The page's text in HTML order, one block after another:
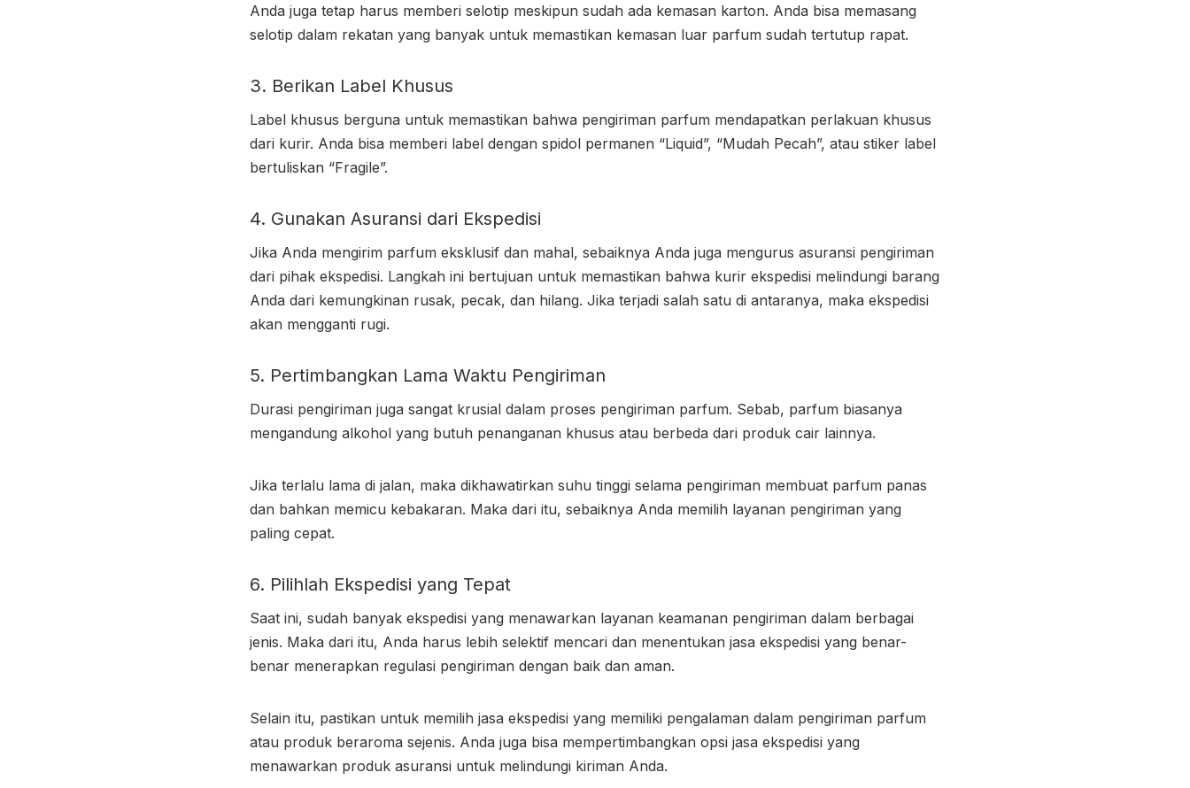
Anda juga tetap harus memberi selotip meskipun sudah ada kemasan karton. Anda bisa memasang
selotip dalam rekatan yang banyak untuk memastikan kemasan luar parfum sudah tertutup rapat.
3. Berikan Label Khusus
Label khusus berguna untuk memastikan bahwa pengiriman parfum mendapatkan perlakuan khusus
dari kurir. Anda bisa memberi label dengan spidol permanen “Liquid”, “Mudah Pecah”, atau stiker label
bertuliskan “Fragile”.
4. Gunakan Asuransi dari Ekspedisi
Jika Anda mengirim parfum eksklusif dan mahal, sebaiknya Anda juga mengurus asuransi pengiriman
dari pihak ekspedisi. Langkah ini bertujuan untuk memastikan bahwa kurir ekspedisi melindungi barang
Anda dari kemungkinan rusak, pecak, dan hilang. Jika terjadi salah satu di antaranya, maka ekspedisi
akan mengganti rugi.
5. Pertimbangkan Lama Waktu Pengiriman
Durasi pengiriman juga sangat krusial dalam proses pengiriman parfum. Sebab, parfum biasanya
mengandung alkohol yang butuh penanganan khusus atau berbeda dari produk cair lainnya.
Jika terlalu lama di jalan, maka dikhawatirkan suhu tinggi selama pengiriman membuat parfum panas
dan bahkan memicu kebakaran. Maka dari itu, sebaiknya Anda memilih layanan pengiriman yang
paling cepat.
6. Pilihlah Ekspedisi yang Tepat
Saat ini, sudah banyak ekspedisi yang menawarkan layanan keamanan pengiriman dalam berbagai
jenis. Maka dari itu, Anda harus lebih selektif mencari dan menentukan jasa ekspedisi yang benar-
benar menerapkan regulasi pengiriman dengan baik dan aman.
Selain itu, pastikan untuk memilih jasa ekspedisi yang memiliki pengalaman dalam pengiriman parfum
atau produk beraroma sejenis. Anda juga bisa mempertimbangkan opsi jasa ekspedisi yang
menawarkan produk asuransi untuk melindungi kiriman Anda.